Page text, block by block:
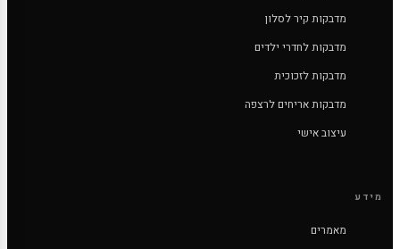
מדבקות קיר לסלון
מדבקות לחדרי ילדים
מדבקות לזכוכית
מדבקות אריחים לרצפה
עיצוב אישי
מידע
מאמרים